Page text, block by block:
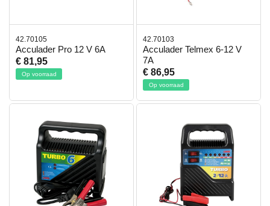
42.70105
Acculader Pro 12 V 6A
€ 81,95
Op voorraad
42.70103
Acculader Telmex 6-12 V
7A
€ 86,95
Op voorraad